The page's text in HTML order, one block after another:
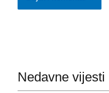
Nedavne vijesti